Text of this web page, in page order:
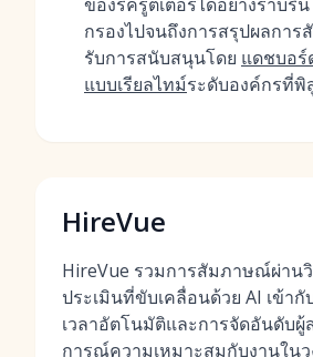
กรองไปจนถึงการสรุปผลกา
รับการสนับสนุนโดย แดชบอร์
แบบเรียลไทม์ระดับองค์กรที่พิ
HireVue
HireVue รวมการสัมภาษณ์ผ่าน
ประเมินที่ขับเคลื่อนด้วย AI เข้ากั
เวลาอัตโนมัติและการจัดอันดับ
การณ์ความเหมาะสมกับงานในว